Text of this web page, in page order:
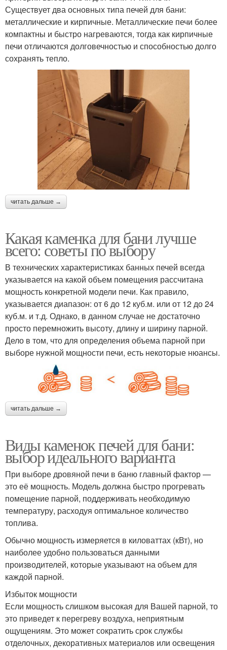
Существует два основных типа печей для бани:
металлические и кирпичные. Металлические печи более
компактны и быстро нагреваются, тогда как кирпичные
печи отличаются долговечностью и способностью долго
сохранять тепло.
читать дальше →
Какая каменка для бани лучше
всего: советы по выбору
В технических характеристиках банных печей всегда
указывается на какой объем помещения рассчитана
мощность конкретной модели печи. Как правило,
указывается диапазон: от 6 до 12 куб.м. или от 12 до 24
куб.м. и т.д. Однако, в данном случае не достаточно
просто перемножить высоту, длину и ширину парной.
Дело в том, что для определения объема парной при
выборе нужной мощности печи, есть некоторые нюансы.
читать дальше →
Виды каменок печей для бани:
выбор идеального варианта
При выборе дровяной печи в баню главный фактор —
это её мощность. Модель должна быстро прогревать
помещение парной, поддерживать необходимую
температуру, расходуя оптимальное количество
топлива.
Обычно мощность измеряется в киловаттах (кВт), но
наиболее удобно пользоваться данными
производителей, которые указывают на объем для
каждой парной.
Избыток мощности
Если мощность слишком высокая для Вашей парной, то
это приведет к перегреву воздуха, неприятным
ощущениям. Это может сократить срок службы
отделочных, декоративных материалов или освещения